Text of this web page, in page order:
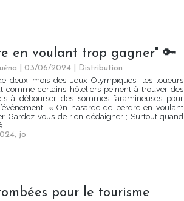
en voulant trop gagner" 🔑
| 03/06/2024
Distribution
deux mois des Jeux Olympiques, les loueurs
comme certains hôteliers peinent à trouver des
à débourser des sommes faramineuses pour
« On hasarde de perdre en voulant
Gardez-vous de rien dédaigner ; Surtout quand
, jo
pour le tourisme